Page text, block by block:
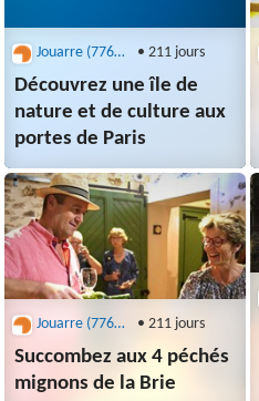
Jouarre (77640) - office de tourisme • 211 jours
Découvrez une île de
nature et de culture aux
portes de Paris
Jouarre (77640) - office de tourisme • 211 jours
Succombez aux 4 péchés
mignons de la Brie